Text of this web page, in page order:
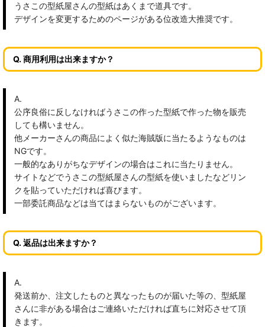
うさこの型紙屋さんの型紙はあくまで道具です。
デザインを変更するためのページがある位改造大推奨です。
Q. 商用利用は出来ますか？
A.
公序良俗に反しなければうさこの作った型紙で作った物を販売
しても構いません。
他メーカーさんの商品によく似た海賊版に当たるようなものは
NGです。
一般的なありがちなデザインの場合はこれに当たりません。
サイトなどでうさこの型紙屋さんの型紙を使いましたなどリン
クを貼っていただければ喜びます。
一部委託商品などは当てはまらないものがございます。
Q. 返品は出来ますか？
A.
発送前か、注文したものと異なったものが届いた等の、型紙屋
さんに非がある場合はご連絡いただければ直ちに対応させて頂
きます。